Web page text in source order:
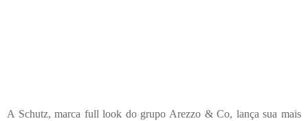
A Schutz, marca full look do grupo Arezzo & Co, lança sua mais